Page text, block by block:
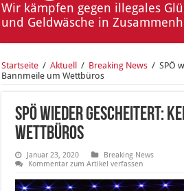
Wir kämpfen gegen illegales
und Geldwäsche in
Startseite / Aktuell / Breaking News / SPÖ
Bannmeile um Wettbüros
SPÖ wieder gescheitert:
Wettbüros
Januar 23, 2020
Breaking News
Kommentar zum Artikel verfassen